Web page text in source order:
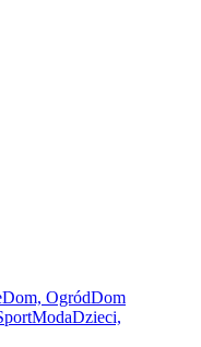
Dom, OgródDom
ModaDzieci,